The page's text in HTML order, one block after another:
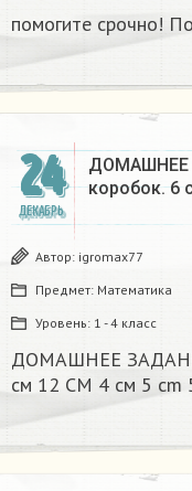
помогите срочно!
24
ДЕКАБРЬ
ДОМАШНЕЕ
коробок. 6
Автор: igromax77
Предмет: Математика
Уровень: 1 - 4 класс
ДОМАШНЕЕ
см 12 CM 4 см 5 cm